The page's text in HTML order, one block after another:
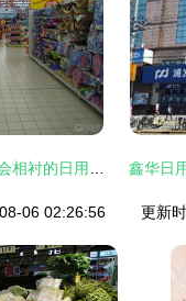
06 02:26:56 更新